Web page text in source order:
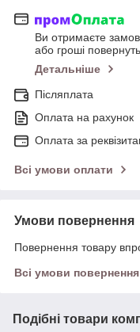
Ви отримаєте
або гроші
Детальніше
Післяплата
Оплата на рахунок
Оплата за
Всі умови оплати
Умови повернення
Повернення товару
Всі умови повернення
Подібні товари